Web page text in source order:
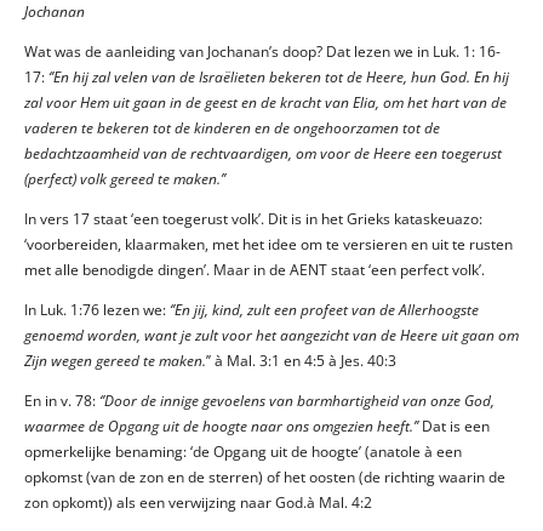
Jochanan
Wat was de aanleiding van Jochanan’s doop? Dat lezen we in Luk. 1: 16-
17:‘’En hij zal velen van de Israëlieten bekeren tot de Heere, hun God. En hij
zal voor Hem uit gaan in de geest en de kracht van Elia, om het hart van de
vaderen te bekeren tot de kinderen en de ongehoorzamen tot de
bedachtzaamheid van de rechtvaardigen, om voor de Heere een toegerust
(perfect) volk gereed te maken.’’
In vers 17 staat ‘een toegerust volk’. Dit is in het Grieks kataskeuazo:
‘voorbereiden, klaarmaken, met het idee om te versieren en uit te rusten
met alle benodigde dingen’. Maar in de AENT staat ‘een perfect volk’.
In Luk. 1:76 lezen we:‘’En jij, kind, zult een profeet van de Allerhoogste
genoemd worden, want je zult voor het aangezicht van de Heere uit gaan om
Zijn wegen gereed te maken.’’ à Mal. 3:1 en 4:5 à Jes. 40:3
En in v. 78:‘’Door de innige gevoelens van barmhartigheid van onze God,
waarmee de Opgang uit de hoogte naar ons omgezien heeft.’’Dat is een
opmerkelijke benaming: ‘de Opgang uit de hoogte’ (anatole à een
opkomst (van de zon en de sterren) of het oosten (de richting waarin de
zon opkomt)) als een verwijzing naar God.à Mal. 4:2